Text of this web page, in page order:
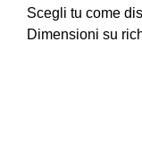
Scegli tu come
Dimensioni su